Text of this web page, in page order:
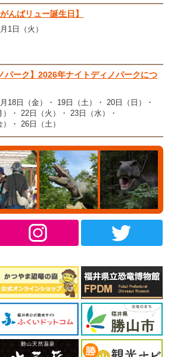
んばリュー誕生日】
1日（火）
パーク】2026年ナイトディノパークにつ
18日（金） 19日（土）
20日（日）
22日（火）
23日（水）
26日（土）